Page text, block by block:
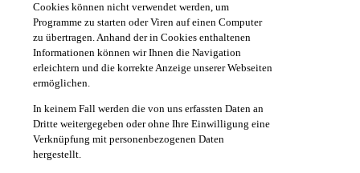
Cookies können nicht verwendet werden, um
Programme zu starten oder Viren auf einen Computer
zu übertragen. Anhand der in Cookies enthaltenen
Informationen können wir Ihnen die Navigation
erleichtern und die korrekte Anzeige unserer Webseiten
ermöglichen.
In keinem Fall werden die von uns erfassten Daten an
Dritte weitergegeben oder ohne Ihre Einwilligung eine
Verknüpfung mit personenbezogenen Daten
hergestellt.